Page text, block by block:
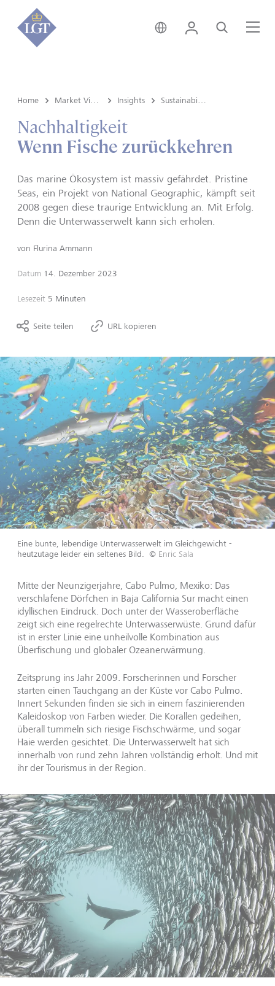
Liechtenstein • Deutsch
Login Suche
Home Insights
Nachhaltigkeit
Wenn Fische zurückkehren
Das marine Ökosystem ist massiv gefährdet. Pristine
Seas, ein Projekt von National Geographic, kämpft seit
2008 gegen diese traurige Entwicklung an. Mit Erfolg.
Denn die Unterwasserwelt kann sich erholen.
von Flurina Ammann
Datum 14. Dezember 2023
Lesezeit 5 Minuten
Seite teilen URL kopieren
Eine bunte, lebendige Unterwasserwelt im Gleichgewicht -
heutzutage leider ein seltenes Bild.
© Enric Sala
Mitte der Neunzigerjahre, Cabo Pulmo, Mexiko: Das
verschlafene Dörfchen in Baja California Sur macht einen
idyllischen Eindruck. Doch unter der Wasseroberfläche
zeigt sich eine regelrechte Unterwasserwüste. Grund dafür
ist in erster Linie eine unheilvolle Kombination aus
Überfischung und globaler Ozeanerwärmung.
Zeitsprung ins Jahr 2009. Forscherinnen und Forscher
starten einen Tauchgang an der Küste vor Cabo Pulmo.
Innert Sekunden finden sie sich in einem faszinierenden
Kaleidoskop von Farben wieder. Die Korallen gedeihen,
überall tummeln sich riesige Fischschwärme, und sogar
Haie werden gesichtet. Die Unterwasserwelt hat sich
innerhalb von rund zehn Jahren vollständig erholt. Und mit
ihr der Tourismus in der Region.